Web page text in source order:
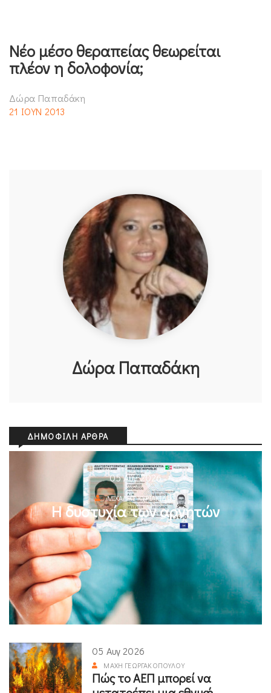
Νέο μέσο θεραπείας θεωρείται
πλέον η δολοφονία;
Δώρα Παπαδάκη
21 ΙΟΥΝ 2013
Δώρα Παπαδάκη
ΔΗΜΟΦΙΛΉ ΆΡΘΡΑ
05 Αυγ 2026
ΜΙΧΆΛΗΣ ΚΥΡΙΑΚΊΔΗΣ
Η δυστυχία των αρνητών
05 Αυγ 2026
ΜΆΧΗ ΓΕΩΡΓΑΚΟΠΟΎΛΟΥ
Πώς το ΑΕΠ μπορεί να